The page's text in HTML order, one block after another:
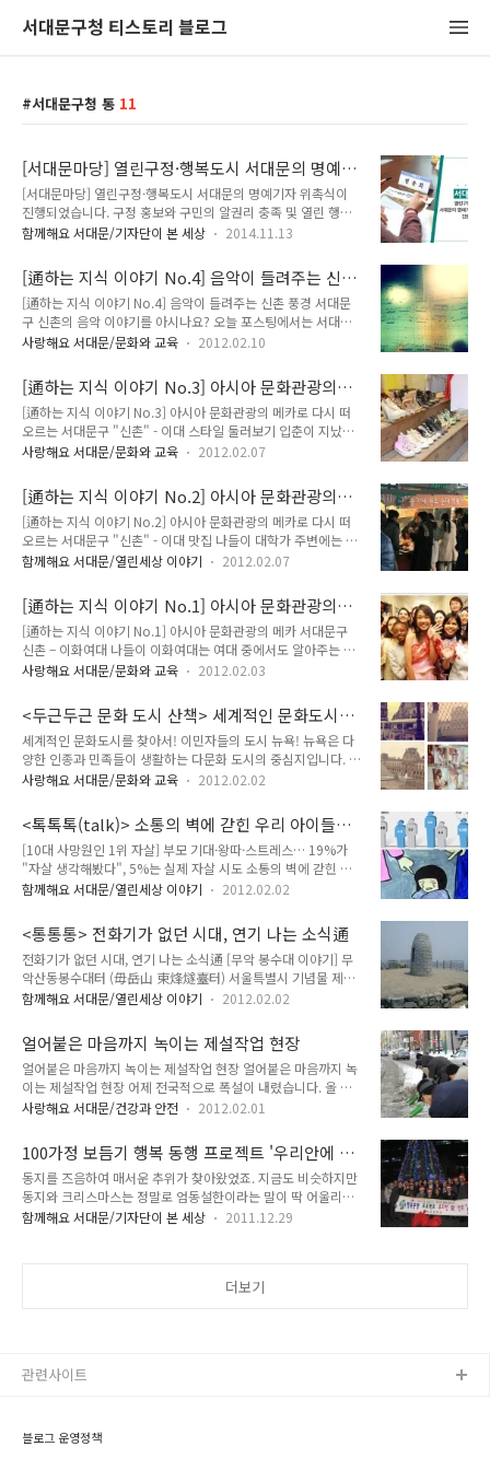
서대문구청 티스토리 블로그
서대문구청 통 11
[서대문마당] 열린구정·행복도시 서대문의 명예
기자 위촉식이 진행되었습니다.
[서대문마당] 열린구정·행복도시 서대문의 명예기자 위촉식이
진행되었습니다. 구정 홍보와 구민의 알권리 충족 및 열린 행정
을 실현하기 위해 우리 서대문구는 매월 25일 서대문마당을 발
시죠^^? 바로 어제! 서대문마당의 모니터 역할을 수행하는 명예
기자 위촉식이 서대문구 부구청장실에서 진행 되었습니다. 명예
기자 분들은 구정 활동에 관심이 많은 서대문 구민 및 대학생이
라면 누구나 참여 가능하였는데요. 이번 서대문마당 명예기자는
총 5분과 단체 1곳(청소년 기자단 '알짜배기')이 선정되셨습니다
~~~* ◆ 여기서 잠깐!! ◆ '청소년 기자단 알짜배기'는 청소년들
이 지역사회에서 일어나는 일들에 관심을..
함께해요 서대문/기자단이 본 세상 2014.11.13
[通하는 지식 이야기 No.4] 음악이 들려주는 신
촌 풍경
[通하는 지식 이야기 No.4] 음악이 들려주는 신촌 풍경 서대문
구 신촌의 음악 이야기를 아시나요? 오늘 포스팅에서는 서대문
신촌과 관련된 음악 혹은 가수에 대해서 소개해드릴까 합니다.
요. 과연 신촌의 어떤 이미지를 표현하고자 했는지 찬찬히 살펴
보겠습니다. 바이브 '한숨만' 한숨만 쉬어 한숨만 쉬어 바람이 부
는 신촌 거리에서 내리는 이 비를 맞으면 결국 숨이 막혀 한숨만
쉬어 한숨만 쉬어 바람이 부는 신촌 거리에서 일기예보 '좋아좋
아' 처음 널 만나는 날 노란 세 송이 장미를 들고 룰루랄라 신촌
손을 흔드는 너 양병집 '이대앞길' 신촌역 바라보며 걷는길엔 오
추억만이 음 가득찼네 만남..
사랑해요 서대문/문화와 교육 2012.02.10
[通하는 지식 이야기 No.3] 아시아 문화관광의
메카로 다시 떠오르는 서대문구 "신촌" - 이대 스
타일 둘러보기
[通하는 지식 이야기 No.3] 아시아 문화관광의 메카로 다시 떠
오르는 서대문구 "신촌" - 이대 스타일 둘러보기 입춘이 지났지
만 아직도 한겨울 날씨가 계속되고 있습니다. 하지만 옷가게에는
해 이화여대 로드샵을 소개합니다 :-) 빨간 줄이 보이시나요? 바
로 저 길을 따라 이대 로드샵이 자리하고 있습니다. 홍대 패션에
비해 이대 패션은 상당히 차분하고 여성스러운 스타일의 옷이 많
은데요. 아무래도 여대 앞이기 때문에 여대생들을 공략하는 스타
일이 주를 이루고 있습니다. 아기자기한 인테리어 소품도 빠질
니다. 아이쇼핑만으로도 눈이 즐겁습니다. 자~ 이대 스타일을 선
택한 당신, 여성스러운 모..
사랑해요 서대문/문화와 교육 2012.02.07
[通하는 지식 이야기 No.2] 아시아 문화관광의
메카로 다시 떠오르는 서대문구 "신촌" - 이대 맛
집 나들이
[通하는 지식 이야기 No.2] 아시아 문화관광의 메카로 다시 떠
오르는 서대문구 "신촌" - 이대 맛집 나들이 대학가 주변에는 먹
거리가 참 많습니다. 어느 대학가도 예외가 없는데요. 그 중 많은
께 가보실까요? 이화여대 주변 맛집이 궁금하다! 가장 먼저 가볼
맛집은 화덕피자와 파스타를 맛볼 수 있는 "바이타"입니다. 조
선일보에서 '우리대학 최강맛집'에도 선정되었던 유명 맛집인데
요. 샐러드와 피자, 스파게티, 리조또 등을 맛볼 수 있습니다. "바
이타"의 인기비결 중 하나는 바로 색다른 스파게티에 있는데요.
고 불리며 바이타만의 별미로 손꼽히고 있습니다. 음~ 이름만 들
어도..
함께해요 서대문/열린세상 이야기 2012.02.07
[通하는 지식 이야기 No.1] 아시아 문화관광의
메카 서대문구 신촌 – 이화여대 나들이
[通하는 지식 이야기 No.1] 아시아 문화관광의 메카 서대문구
신촌 – 이화여대 나들이 이화여대는 여대 중에서도 알아주는 유
명한 대학 중 하나입니다. 또한 서대문구에 위치하고 있는 대학
대학교는 서울특별시 서대문구 이화여대길에 위치한 대학으로,
‘기독교정신에 바탕을 둔 여성의 인간화를 위하여 여성들이 건전
한 인격과 교양 및 전문지식을 갖추도록 교육하고, 진취적인 학
문 연구와 적극적인 사회봉사를 통하여 국가와 인류사회의 발전
에 기여한다’는 건국이념을 가진 대학입니다. 이화여대의 교육이
또한 자리잡고 있습니다. 과연 대한민국 여성 지식인의 산실답습
니다. 이화여대는 1886년 5월 31..
사랑해요 서대문/문화와 교육 2012.02.03
<두근두근 문화 도시 산책> 세계적인 문화도시를
찾아서!
세계적인 문화도시를 찾아서! 이민자들의 도시 뉴욕! 뉴욕은 다
양한 인종과 민족들이 생활하는 다문화 도시의 중심지입니다. 때
문에 뉴욕에서는 각 국가의 특성을 살린 1년 내내 다채로운 축제
사상 수많은 갈등을 거치면서도 중세의 모습을 그대로 유지한 신
비의 도시입니다.천 년의 역사를 가진 프라하는 웅장하고 아름다
운 건물들을 즐비하게 거느리고 있으며 온갖 양식의 예술품을 보
유하고 있는 건축의 도시이기도 합니다. 문화의 메카 파리! 파리
는 세느강 중류의 시테섬을 중심으로 아름답게 펼쳐져 있는 현대
할을 하고 있으며 해마다 1,000만 명이 넘는 관광객으로 붐비는
곳입니다. 그리고 서울! 다문..
사랑해요 서대문/문화와 교육 2012.02.02
<톡톡톡(talk)> 소통의 벽에 갇힌 우리 아이들의
꿈, 이제 개방해 주세요!
[10대 사망원인 1위 자살] 부모 기대·왕따·스트레스… 19%가
"자살 생각해봤다", 5%는 실제 자살 시도 소통의 벽에 갇힌 우
리 아이들의 꿈, 이제 개방해 주세요! 청소년들, 자살 생각할 땐
요즘 우리 아이들은 어른보다 더 바쁩니다. 학교 일과를 마친 뒤
에도 학원, 개인과외 등 일정에 쫓겨 종종걸음으로 하루를 보내
야 합니다. 조금 더 바르고 똑똑하게 자랐으면 하는 부모의 기대
가 버거울 때도 있고, 부모님과 소통할 시간이 부족해 혼자 끙끙
앓느라 속상한 일들도 많을 것입니다. 미숙하다는 이유로 시키는
일인가요? 밤늦도록 따뜻한 이불 안에서 책을 읽어주던 엄마, 퇴
근 후 몸..
함께해요 서대문/열린세상 이야기 2012.02.02
<통통통> 전화기가 없던 시대, 연기 나는 소식通
전화기가 없던 시대, 연기 나는 소식通 [무악 봉수대 이야기] 무
악산동봉수대터 (毋岳山 東烽燧臺터) 서울특별시 기념물 제13
호 요즘 우리는 휴대전화를 하루 종일 몸에 지니고 다니며, 휴대
합니다. 하지만 옛날에는 아예 전화라는 것이 존재하지 않았기
때문에 소식을 실시간으로 주고받기가 불가능 했습니다. 때문에
만나서 이야기하지 않으면 알 수 없는 일들이 많았고 나라의 중
대한 소식을 전하기 위해 며칠 밤을 세워 이 도시에서 저 도시로
이동하기도 했지요. 조선 시대, 위급한 상황을 전하기 위해 도입
전했다는 ‘봉화’에 대해 들어본 적 있으시죠? 이 봉수는 봉화와
같은 말로 연기로 상황을 전..
함께해요 서대문/열린세상 이야기 2012.02.02
얼어붙은 마음까지 녹이는 제설작업 현장
얼어붙은 마음까지 녹이는 제설작업 현장 얼어붙은 마음까지 녹
이는 제설작업 현장 어제 전국적으로 폭설이 내렸습니다. 올 겨
울 들어 가장 많은 양의 눈이 하늘에서 쏟아졌는데요. 구민들의
눈길을 치웠습니다. 어제 제설작업으로 구슬땀을 흘리신 모든 분
들께 감사드립니다. 갑작스런 폭설로 아직 제설작업이 이루어지
지 않은 곳이 많습니다. 게다가 오늘 21년만의 한파로 눈이 꽁꽁
얼어 빙판길이 되었는데요. 외출하시는 분들은 빙판길 조심하시
길 바랍니다. 특히 아이들과 할아버지·할머니께서는 미끄러지
사랑해요 서대문/건강과 안전 2012.02.01
100가정 보듬기 행복 동행 프로젝트 '우리안에 산
타'
동지를 즈음하여 매서운 추위가 찾아왔었죠. 지금도 비슷하지만
동지와 크리스마스는 정말로 엄동설한이라는 말이 딱 어울리는
날씨였습니다. 그렇게 추웠던 동지와 크리스마스 날, 여러분들은
니다. 내년 크리스마스는 꼭 사랑하는 사람과 보내길 기원해보면
그런데 서대문구에서 산타행사를 개최했..
함께해요 서대문/기자단이 본 세상 2011.12.29
더보기
블로그 운영정책
관련사이트